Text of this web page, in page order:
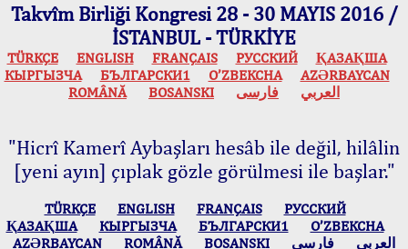
Takvîm Birliği Kongresi 28 - 30 MAYIS 2016 /
İSTANBUL - TÜRKİYE
TÜRKÇE ENGLISH FRANÇAIS РУССКИЙ
ҚАЗАҚША
КЫPГЫЗЧA
БЪЛГАРСКИ1 O’ZBEKCHA
AZӘRBAYCAN
ROMÂNĂ
BOSANSKI العربي فارسی
"Hicrî Kamerî Aybaşları hesâb ile değil, hilâlin
[yeni ayın] çıplak gözle görülmesi ile başlar."
TÜRKÇE ENGLISH FRANÇAIS
РУССКИЙ
ҚАЗАҚША
КЫPГЫЗЧA БЪЛГАРСКИ1
O’ZBEKCHA
AZӘRBAYCAN
ROMÂNĂ BOSANSKI العربي فارسی